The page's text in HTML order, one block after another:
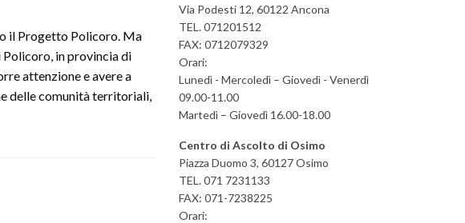
il Progetto Policoro. Ma
in provincia di
attenzione e avere a
delle comunità territoriali,
Via Podesti 12, 60122 Ancona
TEL. 071201512
FAX: 0712079329
Orari:
Lunedì - Mercoledì – Giovedì - Venerdì
09.00-11.00
Martedì – Giovedì 16.00-18.00
Centro di Ascolto di Osimo
Piazza Duomo 3, 60127 Osimo
TEL. 071 7231133
FAX: 071-7238225
Orari: